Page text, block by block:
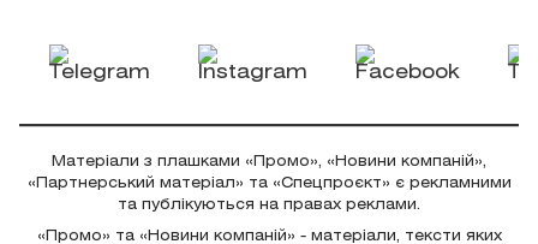
Матеріали з плашками «Промо», «Новини компаній»,
«Партнерський матеріал» та «Спецпроєкт» є рекламними
та публікуються на правах реклами.
«Промо» та «Новини компаній» - матеріали, тексти яких